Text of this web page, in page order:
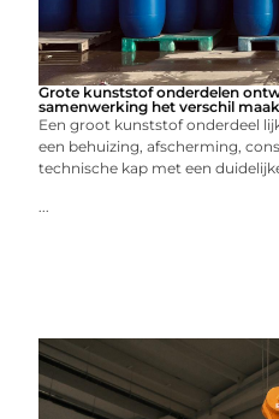
Grote kunststof onderdelen
samenwerking het verschil
Een groot kunststof onderdeel
een behuizing, afscherming,
technische kap met een
...